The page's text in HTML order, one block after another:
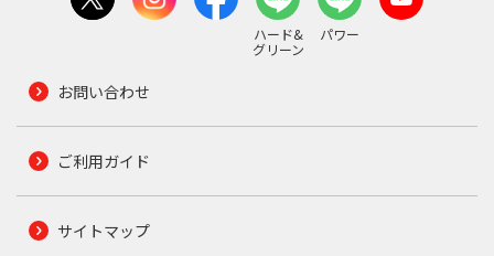
ハード&
グリーン
パワー
お問い合わせ
ご利用ガイド
サイトマップ